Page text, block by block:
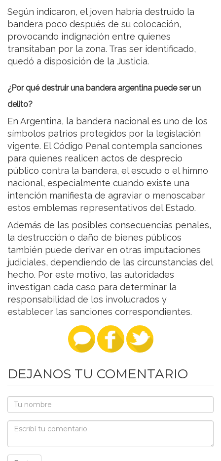
Según indicaron, el joven habría destruido la
bandera poco después de su colocación,
provocando indignación entre quienes
transitaban por la zona. Tras ser identificado,
quedó a disposición de la Justicia.
¿Por qué destruir una bandera argentina puede ser un
delito?
En Argentina, la bandera nacional es uno de los
símbolos patrios protegidos por la legislación
vigente. El Código Penal contempla sanciones
para quienes realicen actos de desprecio
público contra la bandera, el escudo o el himno
nacional, especialmente cuando existe una
intención manifiesta de agraviar o menoscabar
estos emblemas representativos del Estado.
Además de las posibles consecuencias penales,
la destrucción o daño de bienes públicos
también puede derivar en otras imputaciones
judiciales, dependiendo de las circunstancias del
hecho. Por este motivo, las autoridades
investigan cada caso para determinar la
responsabilidad de los involucrados y
establecer las sanciones correspondientes.
DEJANOS TU COMENTARIO